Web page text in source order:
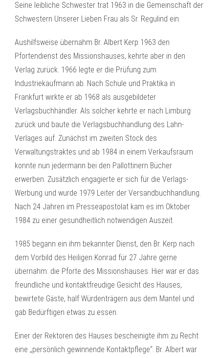
Seine leibliche Schwester trat 1963 in die Gemeinschaft der
Schwestern Unserer Lieben Frau als Sr. Regulind ein.
Aushilfsweise übernahm Br. Albert Kerp 1963 den
Pfortendienst des Missionshauses, kehrte aber in den
Verlag zurück. 1966 legte er die Prüfung zum
Industriekaufmann ab. Nach Schule und Praktika in
Frankfurt wirkte er ab 1968 als ausgebildeter
Verlagsbuchhändler. Als solcher kehrte er nach Limburg
zurück und baute die Verlagsbuchhandlung des Lahn-
Verlages auf. Zunächst im zweiten Stock des
Verwaltungstraktes und ab 1984 in einem Verkaufsraum
konnte nun jedermann bei den Pallottinern Bücher
erwerben. Zusätzlich engagierte er sich für die Verlags-
Werbung und wurde 1979 Leiter der Versandbuchhandlung.
Nach 24 Jahren im Presseapostolat kam es im Oktober
1984 zu einer gesundheitlich notwendigen Auszeit.
1985 begann ein ihm bekannter Dienst, den Br. Kerp nach
dem Vorbild des Heiligen Konrad für 27 Jahre gerne
übernahm: die Pforte des Missionshauses. Hier war er das
freundliche und kontaktfreudige Gesicht des Hauses,
bewirtete Gäste, half Würdenträgern aus dem Mantel und
gab Bedürftigen etwas zu essen.
Einer der Rektoren des Hauses bescheinigte ihm zu Recht
eine „persönlich gewinnende Kontaktpflege“. Br. Albert war